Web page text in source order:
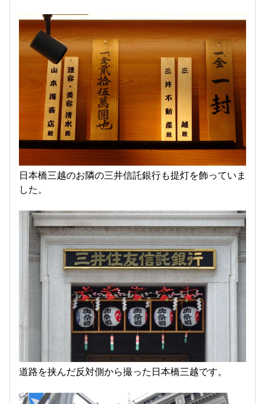
日本橋三越のお隣の三井信託銀行も提灯を飾っていま
した。
道路を挟んだ反対側から撮った日本橋三越です。